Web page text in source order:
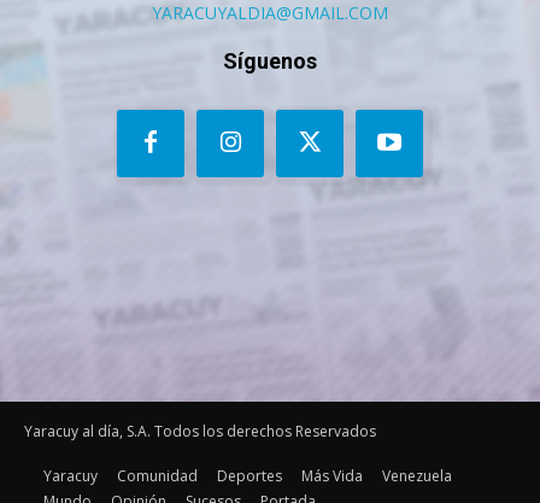
YARACUYALDIA@GMAIL.COM
Síguenos
Yaracuy al día, S.A. Todos los derechos Reservados
Yaracuy Comunidad Deportes Más Vida
Venezuela